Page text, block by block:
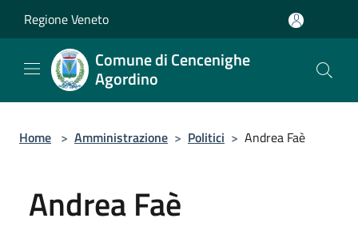
Regione Veneto
Comune di Cencenighe
Agordino
Home > Amministrazione > Politici > Andrea Faè
Andrea Faè